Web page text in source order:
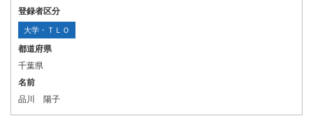
登録者区分
大学・ＴＬＯ
都道府県
千葉県
名前
品川 陽子